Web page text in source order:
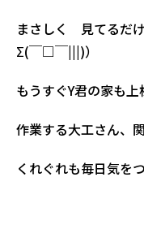
まさしく 見てるだ
Σ(￣□￣|||)）
もうすぐY君の家も上
作業する大工さん、
くれぐれも毎日気を